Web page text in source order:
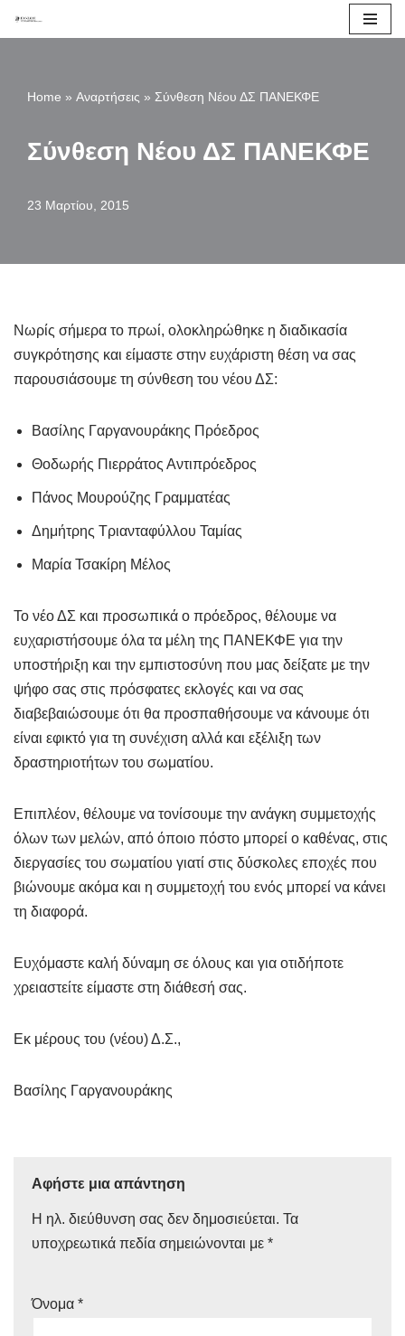
περιεχόμενο
Home » Αναρτήσεις » Σύνθεση Νέου ΔΣ ΠΑΝΕΚΦΕ
Σύνθεση Νέου ΔΣ ΠΑΝΕΚΦΕ
23 Μαρτίου, 2015
Νωρίς σήμερα το πρωί, ολοκληρώθηκε η διαδικασία
συγκρότησης και είμαστε στην ευχάριστη θέση να σας
παρουσιάσουμε τη σύνθεση του νέου ΔΣ:
Βασίλης Γαργανουράκης Πρόεδρος
Θοδωρής Πιερράτος Αντιπρόεδρος
Πάνος Μουρούζης Γραμματέας
Δημήτρης Τριανταφύλλου Ταμίας
Μαρία Τσακίρη Μέλος
Το νέο ΔΣ και προσωπικά ο πρόεδρος, θέλουμε να
ευχαριστήσουμε όλα τα μέλη της ΠΑΝΕΚΦΕ για την
υποστήριξη και την εμπιστοσύνη που μας δείξατε με την
ψήφο σας στις πρόσφατες εκλογές και να σας
διαβεβαιώσουμε ότι θα προσπαθήσουμε να κάνουμε ότι
είναι εφικτό για τη συνέχιση αλλά και εξέλιξη των
δραστηριοτήτων του σωματίου.
Επιπλέον, θέλουμε να τονίσουμε την ανάγκη συμμετοχής
όλων των μελών, από όποιο πόστο μπορεί ο καθένας, στις
διεργασίες του σωματίου γιατί στις δύσκολες εποχές που
βιώνουμε ακόμα και η συμμετοχή του ενός μπορεί να κάνει
τη διαφορά.
Ευχόμαστε καλή δύναμη σε όλους και για οτιδήποτε
χρειαστείτε είμαστε στη διάθεσή σας.
Εκ μέρους του (νέου) Δ.Σ.,
Βασίλης Γαργανουράκης
Αφήστε μια απάντηση
Η ηλ. διεύθυνση σας δεν δημοσιεύεται. Τα
υποχρεωτικά πεδία σημειώνονται με *
Όνομα *